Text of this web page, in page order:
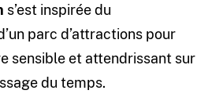
s’est inspirée du
parc d’attractions pour
sensible et attendrissant sur
du temps.